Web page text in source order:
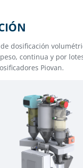
dosificación
continua y por
Piovan.